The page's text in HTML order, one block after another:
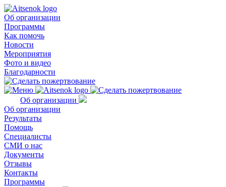
Об организации
Программы
Как помочь
Новости
Мероприятия
Фото и видео
Благодарности
Об организации
Об организации
Результаты
Помощь
Специалисты
СМИ о нас
Документы
Отзывы
Контакты
Программы